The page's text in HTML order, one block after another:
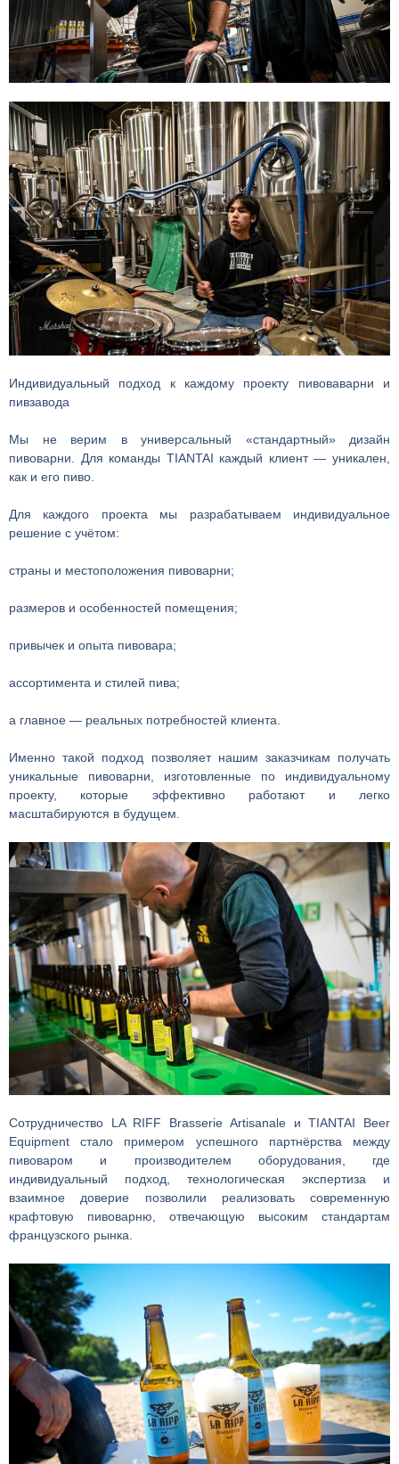
Индивидуальный подход к каждому проекту пивоваварни и
пивзавода
Мы не верим в универсальный «стандартный» дизайн
пивоварни. Для команды TIANTAI каждый клиент — уникален,
как и его пиво.
Для каждого проекта мы разрабатываем индивидуальное
решение с учётом:
страны и местоположения пивоварни;
размеров и особенностей помещения;
привычек и опыта пивовара;
ассортимента и стилей пива;
а главное — реальных потребностей клиента.
Именно такой подход позволяет нашим заказчикам получать
уникальные пивоварни, изготовленные по индивидуальному
проекту, которые эффективно работают и легко
масштабируются в будущем.
Сотрудничество LA RIFF Brasserie Artisanale и TIANTAI Beer
Equipment стало примером успешного партнёрства между
пивоваром и производителем оборудования, где
индивидуальный подход, технологическая экспертиза и
взаимное доверие позволили реализовать современную
крафтовую пивоварню, отвечающую высоким стандартам
французского рынка.